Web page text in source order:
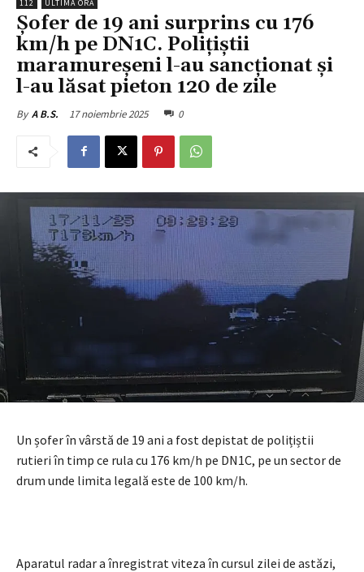
112 ULTIMA ORĂ
Șofer de 19 ani surprins cu 176
km/h pe DN1C. Polițiștii
maramureșeni l-au sancționat și
l-au lăsat pieton 120 de zile
By A B.S. 17 noiembrie 2025 0
Un șofer în vârstă de 19 ani a fost depistat de polițiștii
rutieri în timp ce rula cu 176 km/h pe DN1C, pe un sector de
drum unde limita legală este de 100 km/h.
Aparatul radar a înregistrat viteza în cursul zilei de astăzi,